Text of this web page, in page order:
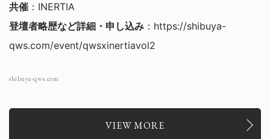
共催 ：INERTIA
登壇者略歴など詳細・申し込み ：https://shibuya-
qws.com/event/qwsxinertiavol2
shibuya-qws.com
VIEW MORE